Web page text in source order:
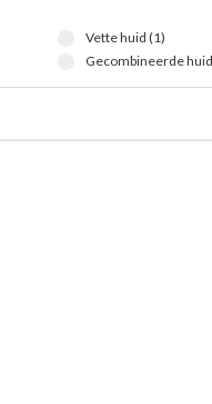
Vette huid (1)
Gecombineerde